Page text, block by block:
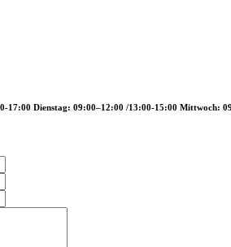
17:00 Dienstag: 09:00–12:00 /13:00-15:00 Mittwoch: